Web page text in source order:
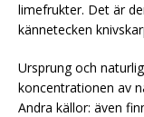
limefrukter. Det är
kännetecken
Ursprung och
koncentrationen av
Andra källor: även